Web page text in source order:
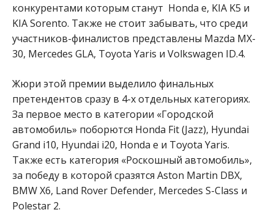
конкурентами которым станут Honda e, KIA K5 и
KIA Sorento. Также не стоит забывать, что среди
участников-финалистов представлены Mazda MX-
30, Mercedes GLA, Toyota Yaris и Volkswagen ID.4.
Жюри этой премии выделило финальных
претендентов сразу в 4-х отдельных категориях.
За первое место в категории «Городской
автомобиль» поборются Honda Fit (Jazz), Hyundai
Grand i10, Hyundai i20, Honda e и Toyota Yaris.
Также есть категория «Роскошный автомобиль»,
за победу в которой сразятся Aston Martin DBX,
BMW X6, Land Rover Defender, Mercedes S-Class и
Polestar 2.